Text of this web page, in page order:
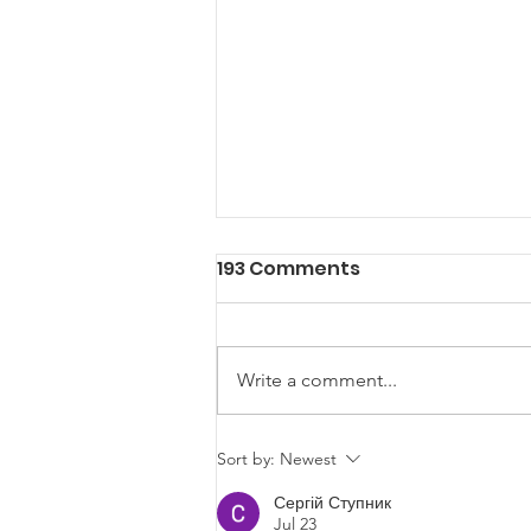
Female Robotics Team
Wins Major Award
193 Comments
Write a comment...
Sort by: Newest
Сергій Ступник
Jul 23